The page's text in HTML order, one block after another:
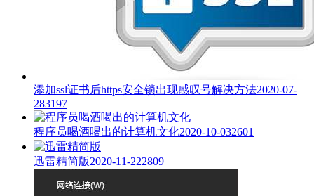
添加ssl证书后https安全锁出现感叹号解决方法2020-07-
283197
程序员喝酒喝出的计算机文化2020-10-032601
迅雷精简版2020-11-222809